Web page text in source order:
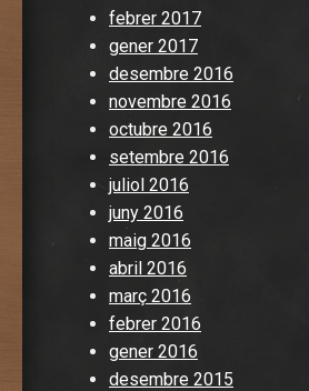
febrer 2017
gener 2017
desembre 2016
novembre 2016
octubre 2016
setembre 2016
juliol 2016
juny 2016
maig 2016
abril 2016
març 2016
febrer 2016
gener 2016
desembre 2015